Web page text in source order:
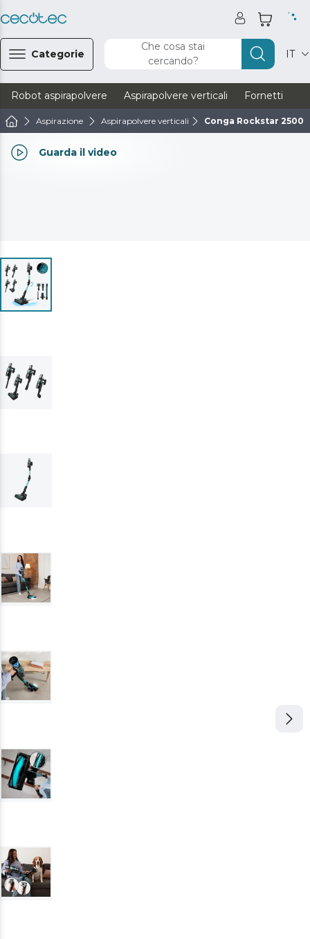
Categorie
Che cosa stai
cercando?
IT
Robot aspirapolvere Aspirapolvere verticali Fornetti
Aspirazione Aspirapolvere verticali Conga Rockstar 2500
Guarda il video